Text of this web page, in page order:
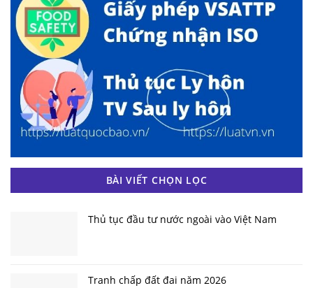
BÀI VIẾT CHỌN LỌC
Thủ tục đầu tư nước ngoài vào Việt Nam
Tranh chấp đất đai năm 2026